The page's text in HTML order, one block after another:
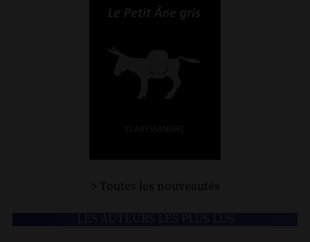
> Toutes les nouveautés